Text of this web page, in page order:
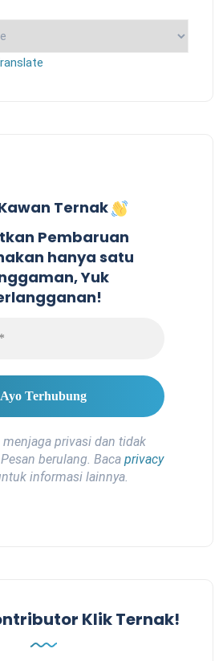
Ternak
Pembaruan
hanya satu
Yuk
menjaga privasi dan tidak
berulang. Baca privacy
informasi lainnya.
Klik Ternak!